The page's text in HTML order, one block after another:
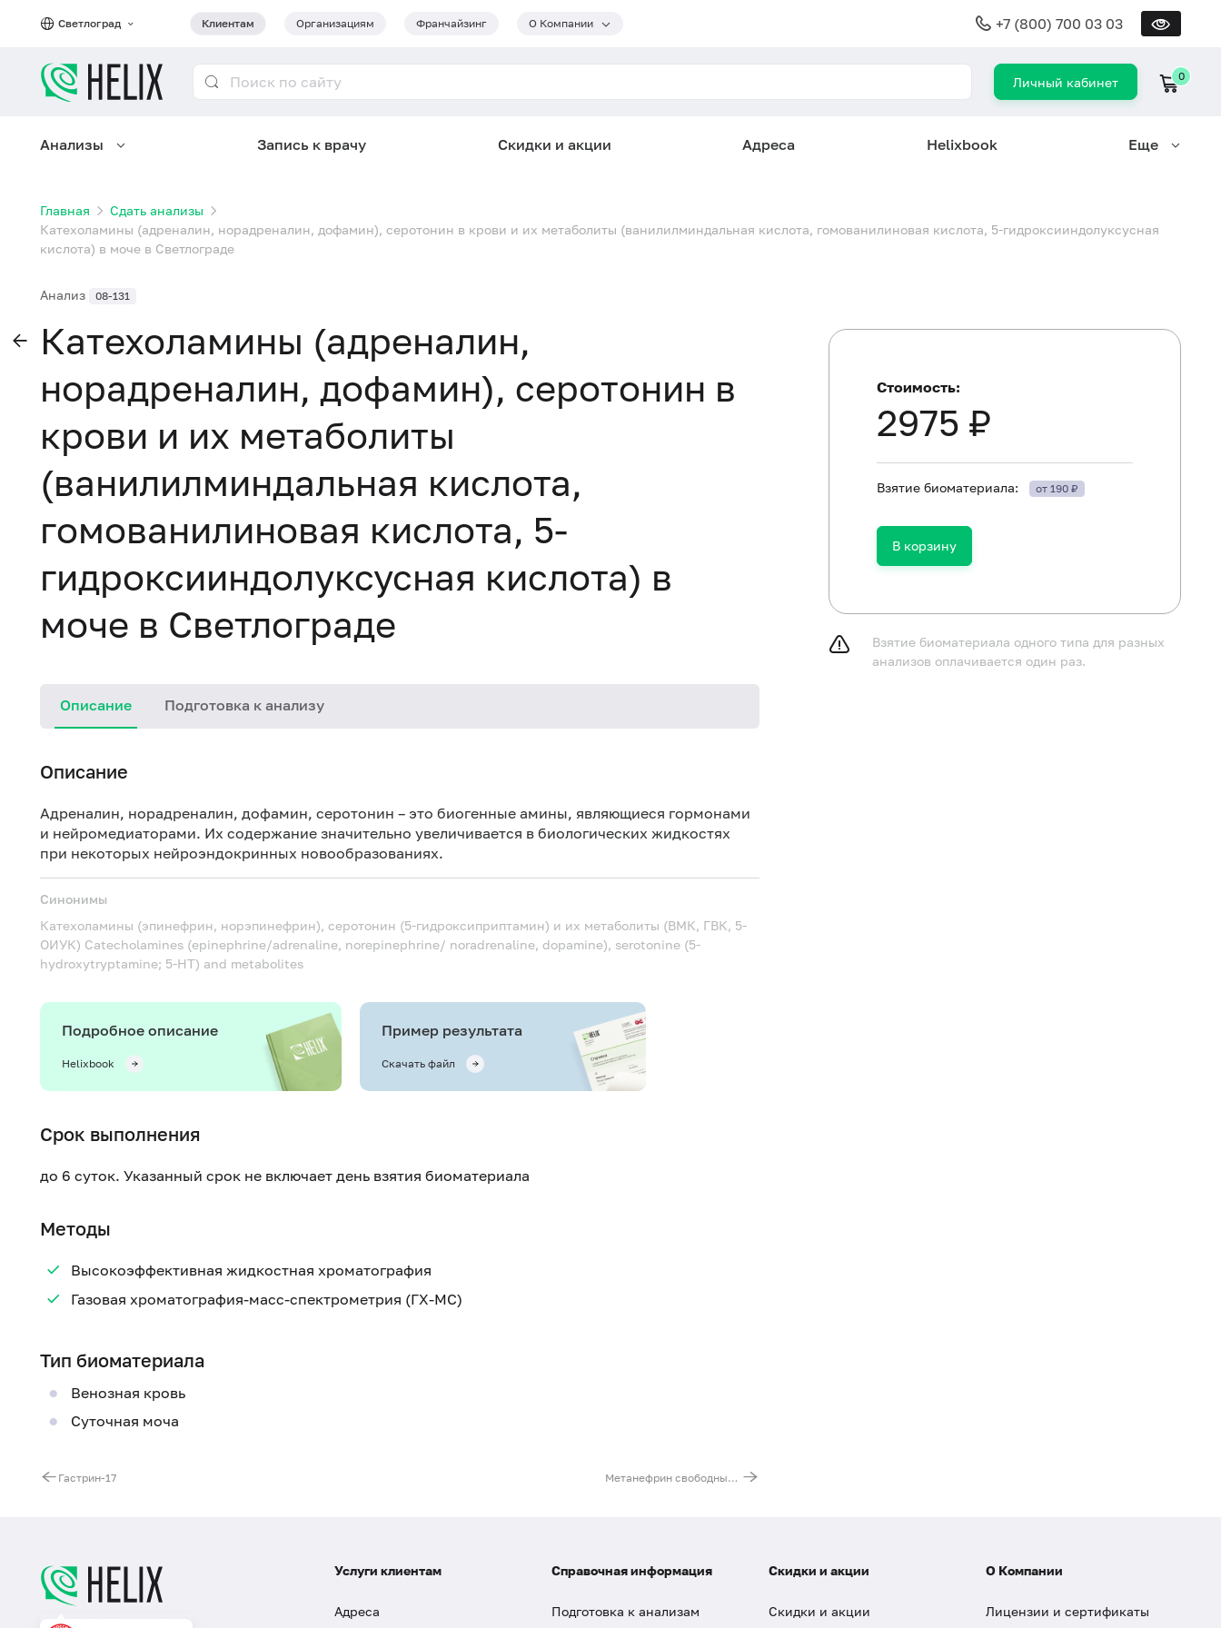
Светлоград Клиентам Организациям Франчайзинг О Компании +7 (800) 700 03 03
Личный кабинет 0
Анализы Запись к врачу Скидки и акции Адреса Helixbook Еще
Главная
Сдать анализы
Катехоламины (адреналин, норадреналин, дофамин), серотонин в крови и их метаболиты (ванилилминдальная кислота, гомованилиновая кислота, 5-гидроксииндолуксусная
кислота) в моче в Светлограде
Анализ 08-131
Катехоламины (адреналин,
норадреналин, дофамин), серотонин в
крови и их метаболиты
(ванилилминдальная кислота,
гомованилиновая кислота, 5-
гидроксииндолуксусная кислота) в
моче в Светлограде
Описание Подготовка к анализу
Описание
Адреналин, норадреналин, дофамин, серотонин – это биогенные амины, являющиеся гормонами
и нейромедиаторами. Их содержание значительно увеличивается в биологических жидкостях
при некоторых нейроэндокринных новообразованиях.
Синонимы
Катехоламины (эпинефрин, норэпинефрин), серотонин (5-гидроксиприптамин) и их метаболиты (ВМК, ГВК, 5-
ОИУК) Catecholamines (epinephrine/adrenaline, norepinephrine/ noradrenaline, dopamine), serotonine (5-
hydroxytryptamine; 5-HT) and metabolites
Подробное описание
Helixbook
Пример результата
Скачать файл
Срок выполнения
до 6 суток. Указанный срок не включает день взятия биоматериала
Методы
Высокоэффективная жидкостная хроматография
Газовая хроматография-масс-спектрометрия (ГХ-МС)
Тип биоматериала
Венозная кровь
Суточная моча
Гастрин-17 Метанефрин свободный и норметанефрин свободный в моче
Стоимость:
2975 ₽
Взятие биоматериала: от 190 ₽
В корзину
Взятие биоматериала одного типа для разных
анализов оплачивается один раз.
Услуги клиентам
Адреса
Справочная информация
Подготовка к анализам
Скидки и акции
Скидки и акции
О Компании
Лицензии и сертификаты